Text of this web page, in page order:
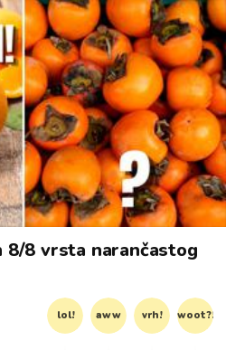
8/8 vrsta narančastog
lol! aww vrh! woot?!